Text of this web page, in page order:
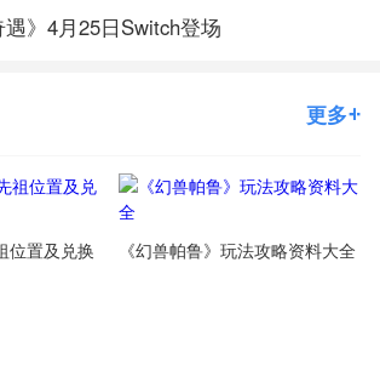
遇》4月25日Switch登场
更多
位置及兑换
《幻兽帕鲁》玩法攻略资料大全